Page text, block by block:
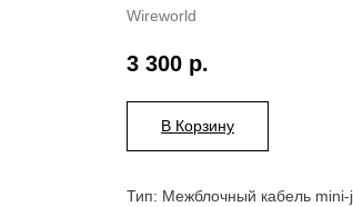
Wireworld
3 300 р.
В Корзину
Тип: Межблочный кабель mini-